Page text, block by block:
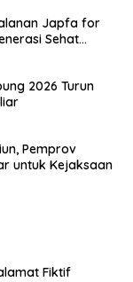
Japfa for
Sehat
2026 Turun
Pemprov
untuk Kejaksaan
Fiktif